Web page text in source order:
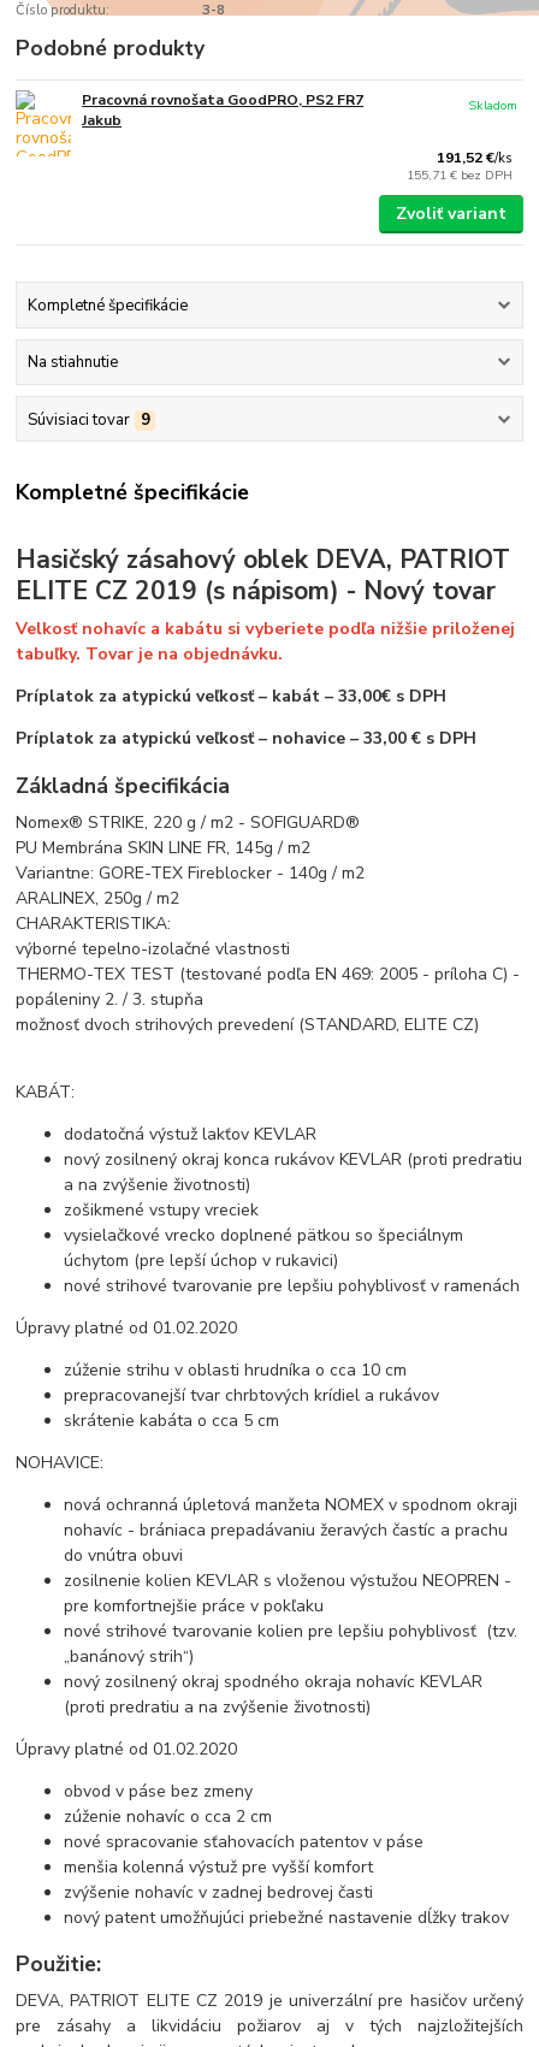
Číslo produktu: 3-8
Podobné produkty
Pracovná rovnošata GoodPRO, PS2 FR7
Jakub
191,52 €/ks
155,71 € bez DPH
Skladom
Zvoliť variant
Kompletné špecifikácie
Na stiahnutie
Súvisiaci tovar 9
Kompletné špecifikácie
Hasičský zásahový oblek DEVA, PATRIOT
ELITE CZ 2019 (s nápisom) - Nový tovar
Velkosť nohavíc a kabátu si vyberiete podľa nižšie priloženej
tabuľky. Tovar je na objednávku.
Príplatok za atypickú veľkosť – kabát – 33,00€ s DPH
Príplatok za atypickú veľkosť – nohavice – 33,00 € s DPH
Základná špecifikácia
Nomex® STRIKE, 220 g / m2 - SOFIGUARD®
PU Membrána SKIN LINE FR, 145g / m2
Variantne: GORE-TEX Fireblocker - 140g / m2
ARALINEX, 250g / m2
CHARAKTERISTIKA:
výborné tepelno-izolačné vlastnosti
THERMO-TEX TEST (testované podľa EN 469: 2005 - príloha C) -
popáleniny 2. / 3. stupňa
možnosť dvoch strihových prevedení (STANDARD, ELITE CZ)
KABÁT:
dodatočná výstuž lakťov KEVLAR
nový zosilnený okraj konca rukávov KEVLAR (proti predratiu
a na zvýšenie životnosti)
zošikmené vstupy vreciek
vysielačkové vrecko doplnené pätkou so špeciálnym
úchytom (pre lepší úchop v rukavici)
nové strihové tvarovanie pre lepšiu pohyblivosť v ramenách
Úpravy platné od 01.02.2020
zúženie strihu v oblasti hrudníka o cca 10 cm
prepracovanejší tvar chrbtových krídiel a rukávov
skrátenie kabáta o cca 5 cm
NOHAVICE:
nová ochranná úpletová manžeta NOMEX v spodnom okraji
nohavíc - brániaca prepadávaniu žeravých častíc a prachu
do vnútra obuvi
zosilnenie kolien KEVLAR s vloženou výstužou NEOPREN -
pre komfortnejšie práce v pokľaku
nové strihové tvarovanie kolien pre lepšiu pohyblivosť (tzv.
„banánový strih“)
nový zosilnený okraj spodného okraja nohavíc KEVLAR
(proti predratiu a na zvýšenie životnosti)
Úpravy platné od 01.02.2020
obvod v páse bez zmeny
zúženie nohavíc o cca 2 cm
nové spracovanie sťahovacích patentov v páse
menšia kolenná výstuž pre vyšší komfort
zvýšenie nohavíc v zadnej bedrovej časti
nový patent umožňujúci priebežné nastavenie dĺžky trakov
Použitie:
DEVA, PATRIOT ELITE CZ 2019 je univerzální pre hasičov určený
pre zásahy a likvidáciu požiarov aj v tých najzložitejších